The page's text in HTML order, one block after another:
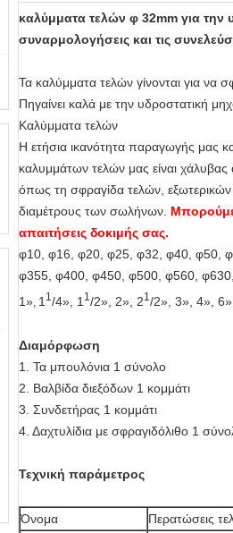
καλύμματα τελών φ 32mm για την
συναρμολογήσεις και τις
Τα καλύμματα τελών γίνονται για να
Πηγαίνει καλά με την υδροστατική
Καλύμματα τελών
Η ετήσια ικανότητα παραγωγής μας
καλυμμάτων τελών μας είναι
όπως τη σφραγίδα τελών, εξωτερικών
διαμέτρους των σωλήνων.
απαιτήσεις δοκιμής σας.
φ10, φ16, φ20, φ25, φ32, φ40, φ50,
φ355, φ400, φ450, φ500, φ560,
1» 1 1 /4», 1 1 /2», 2», 21 /2», 3», 4»,
Διαμόρφωση
1. Τα μπουλόνια 1 σύνολο
2. Βαλβίδα διεξόδων 1 κομμάτι
3. Συνδετήρας 1 κομμάτι
4. Δαχτυλίδια με σφραγιδόλιθο 1
Τεχνική παράμετρος
Όνομα
Περατώσεις